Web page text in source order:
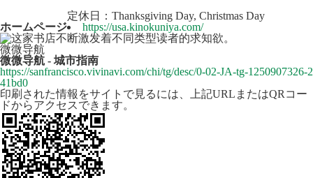
定休日：Thanksgiving Day, Christmas Day
ホームページ
https://usa.kinokuniya.com/
微微导航
微微导航 - 城市指南
https://sanfrancisco.vivinavi.com/chi/tg/desc/0-02-JA-tg-1250907326-2
41bd0
印刷された情報をサイトで見るには、上記URLまたはQRコー
ドからアクセスできます。